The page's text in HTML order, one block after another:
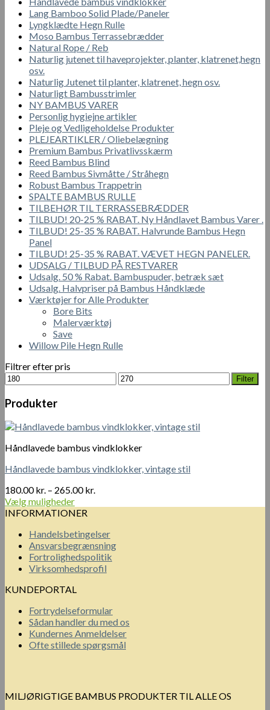
Lang Bamboo Solid Plade/Paneler
Lyngklædte Hegn Rulle
Moso Bambus Terrassebrædder
Natural Rope / Reb
Naturlig jutenet til haveprojekter, planter, klatrenet,hegn
osv.
Naturlig Jutenet til planter, klatrenet, hegn osv.
Naturligt Bambusstrimler
NY BAMBUS VARER
Personlig hygiejne artikler
Pleje og Vedligeholdelse Produkter
PLEJEARTIKLER / Oliebelægning
Premium Bambus Privatlivsskærm
Reed Bambus Blind
Reed Bambus Sivmåtte / Stråhegn
Robust Bambus Trappetrin
SPALTE BAMBUS RULLE
TILBEHØR TIL TERRASSEBRÆDDER
TILBUD! 20-25 % RABAT. Ny Håndlavet Bambus Varer .
TILBUD! 25-35 % RABAT. Halvrunde Bambus Hegn
Panel
TILBUD! 25-35 % RABAT. VÆVET HEGN PANELER.
UDSALG / TILBUD PÅ RESTVARER
Udsalg. 50 % Rabat. Bambuspuder, betræk sæt
Udsalg. Halvpriser på Bambus Håndklæde
Værktøjer for Alle Produkter
Bore Bits
Malerværktøj
Save
Willow Pile Hegn Rulle
Filtrer efter pris
Mindste
pris
Højeste
pris
Filter
Produkter
Håndlavede bambus vindklokker
Håndlavede bambus vindklokker, vintage stil
180.00kr. – 265.00kr.
Vælg muligheder
Dette
flere
varianter.
Mulighederne
vælges
varesiden
INFORMATIONER
Handelsbetingelser
Ansvarsbegrænsning
Fortrolighedspolitik
Virksomhedsprofil
KUNDEPORTAL
Fortrydelseformular
Sådan handler du med os
Kundernes Anmeldelser
Ofte stillede spørgsmål
MILJØRIGTIGE BAMBUS PRODUKTER TIL ALLE OS